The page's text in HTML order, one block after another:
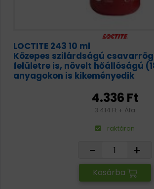
LOCTITE 243 10 ml
Közepes szilárdságú
felületre is, növelt hőállóságú
anyagokon is kikeményedik
4.336 Ft
3.414 Ft + Áfa
raktáron
- +
Kosárba